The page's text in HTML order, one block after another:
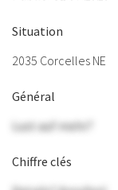
Situation
2035 Corcelles NE
Général
Lust auf mehr?
Chiffre clés